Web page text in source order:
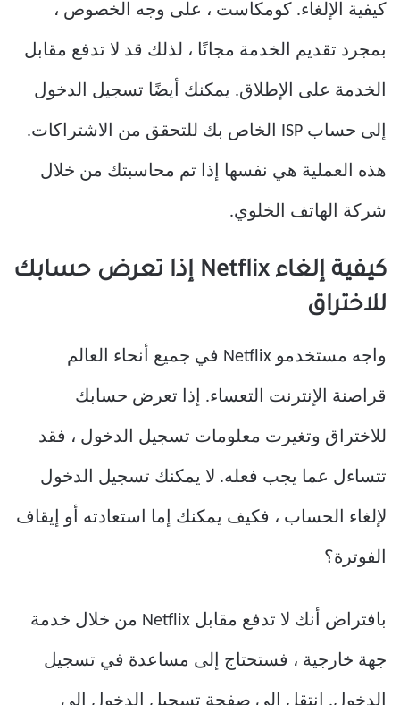
كيفية الإلغاء. كومكاست ، على وجه الخصوص ،
بمجرد تقديم الخدمة مجانًا ، لذلك قد لا تدفع مقابل
الخدمة على الإطلاق. يمكنك أيضًا تسجيل الدخول
إلى حساب ISP الخاص بك للتحقق من الاشتراكات.
هذه العملية هي نفسها إذا تم محاسبتك من خلال
شركة الهاتف الخلوي.
كيفية إلغاء Netflix إذا تعرض حسابك
للاختراق
واجه مستخدمو Netflix في جميع أنحاء العالم
قراصنة الإنترنت التعساء. إذا تعرض حسابك
للاختراق وتغيرت معلومات تسجيل الدخول ، فقد
تتساءل عما يجب فعله. لا يمكنك تسجيل الدخول
لإلغاء الحساب ، فكيف يمكنك إما استعادته أو إيقاف
الفوترة؟
بافتراض أنك لا تدفع مقابل Netflix من خلال خدمة
جهة خارجية ، فستحتاج إلى مساعدة في تسجيل
الدخول. انتقل إلى صفحة تسجيل الدخول إلى